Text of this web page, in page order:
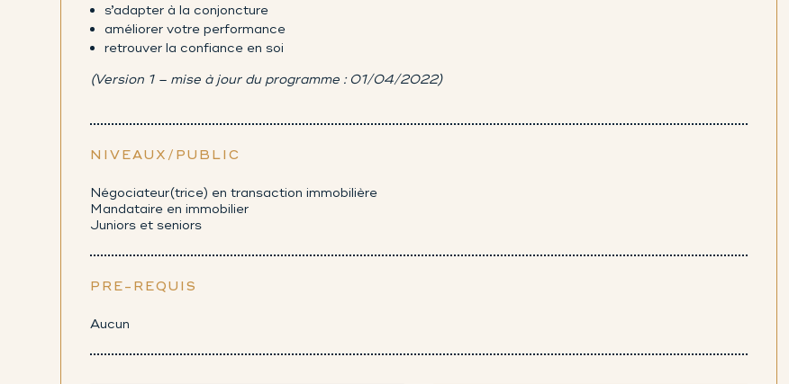
s’adapter à la conjoncture
améliorer votre performance
retrouver la confiance en soi
(Version 1 – mise à jour du programme : 01/04/2022)
NIVEAUX/PUBLIC
Négociateur(trice) en transaction immobilière
Mandataire en immobilier
Juniors et seniors
PRE-REQUIS
Aucun